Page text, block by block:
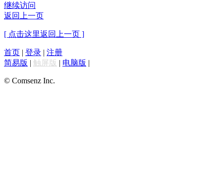
继续访问
返回上一页
[ 点击这里返回上一页 ]
首页 | 登录 | 注册
简易版 | 触屏版 | 电脑版 |
© Comsenz Inc.